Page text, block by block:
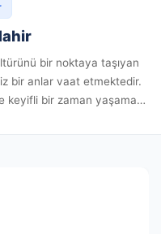
bir noktaya taşıyan
bir anlar vaat etmektedir.
keyifli bir zaman yaşamak